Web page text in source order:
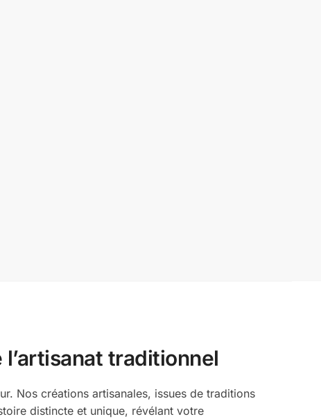
traditionnel
Nos créations artisanales, issues de traditions
distincte et unique, révélant votre